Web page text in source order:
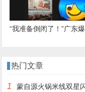
“我准备倒闭了！”广东
我这是冰冻鸡，别来了
热门文章
1 蒙自源火锅米线双星